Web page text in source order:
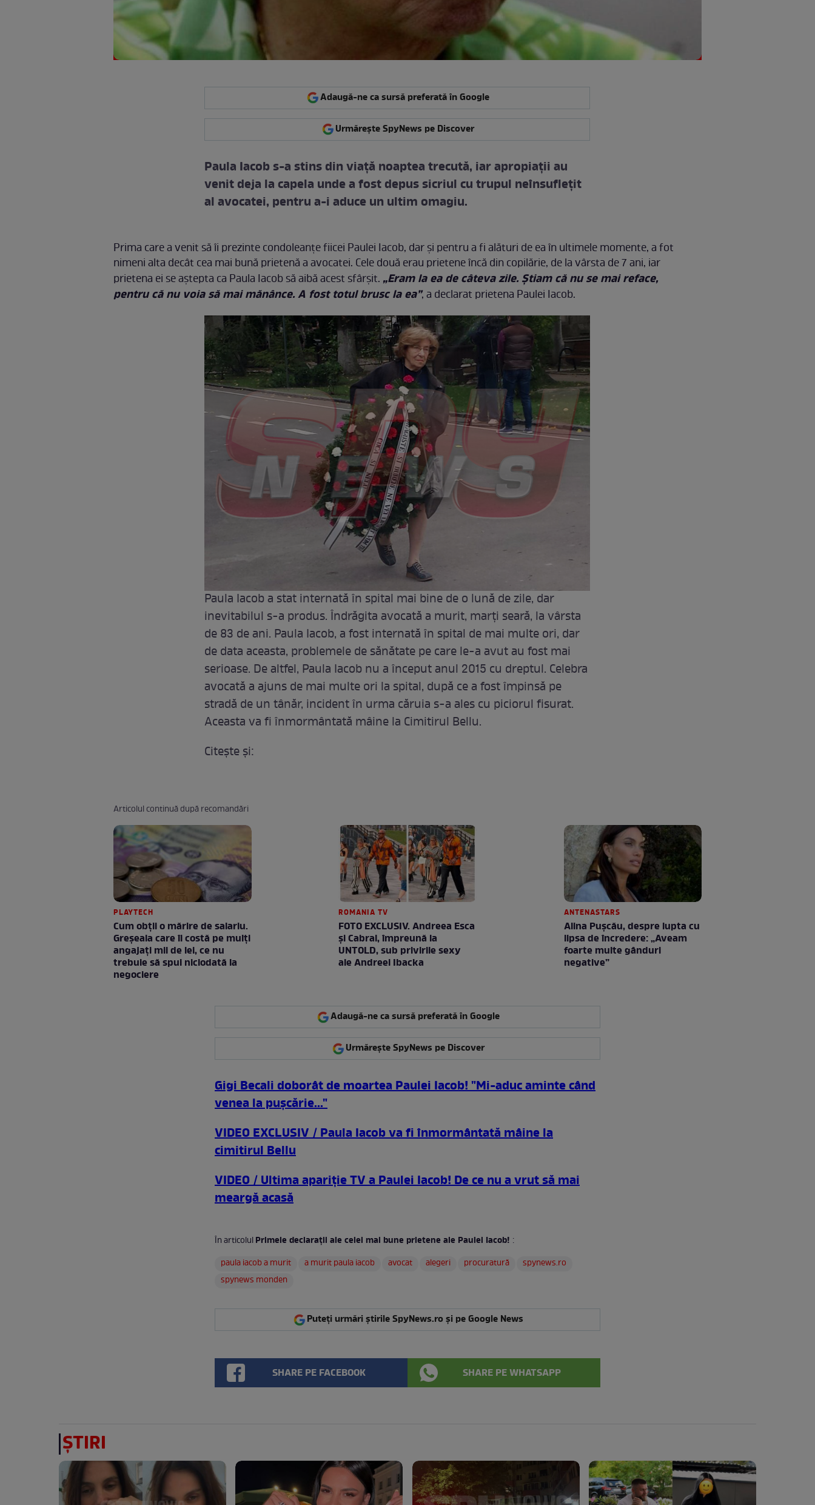
Adaugă-ne ca sursă preferată în Google
Urmărește SpyNews pe Discover
Paula Iacob s-a stins din viaţă noaptea trecută, iar apropiaţii au
venit deja la capela unde a fost depus sicriul cu trupul neînsufleţit
al avocatei, pentru a-i aduce un ultim omagiu.
Prima care a venit să îi prezinte condoleanţe fiicei Paulei Iacob, dar şi pentru a fi alături de ea în ultimele momente, a fot
nimeni alta decât cea mai bună prietenă a avocatei. Cele două erau prietene încă din copilărie, de la vârsta de 7 ani, iar
prietena ei se aştepta ca Paula Iacob să aibă acest sfârşit. „Eram la ea de câteva zile. Ştiam că nu se mai reface,
pentru că nu voia să mai mănânce. A fost totul brusc la ea”, a declarat prietena Paulei Iacob.
Paula Iacob a stat internată în spital mai bine de o lună de zile, dar
inevitabilul s-a produs. Îndrăgita avocată a murit, marţi seară, la vârsta
de 83 de ani. Paula Iacob, a fost internată în spital de mai multe ori, dar
de data aceasta, problemele de sănătate pe care le-a avut au fost mai
serioase. De altfel, Paula Iacob nu a început anul 2015 cu dreptul. Celebra
avocată a ajuns de mai multe ori la spital, după ce a fost împinsă pe
stradă de un tânăr, incident în urma căruia s-a ales cu piciorul fisurat.
Aceasta va fi înmormântată mâine la Cimitirul Bellu.
Citeşte şi:
Articolul continuă după recomandări
PLAYTECH
Cum obții o mărire de salariu.
Greșeala care îi costă pe mulți
angajați mii de lei, ce nu
trebuie să spui niciodată la
negociere
ROMANIA TV
FOTO EXCLUSIV. Andreea Esca
şi Cabral, împreună la
UNTOLD, sub privirile sexy
ale Andreei Ibacka
ANTENASTARS
Alina Pușcău, despre lupta cu
lipsa de încredere: „Aveam
foarte multe gânduri
negative”
Adaugă-ne ca sursă preferată în Google
Urmărește SpyNews pe Discover
Gigi Becali doborât de moartea Paulei Iacob! "Mi-aduc aminte când
venea la puşcărie..."
VIDEO EXCLUSIV / Paula Iacob va fi înmormântată mâine la
cimitirul Bellu
VIDEO / Ultima apariţie TV a Paulei Iacob! De ce nu a vrut să mai
meargă acasă
În articolulPrimele declaraţii ale celei mai bune prietene ale Paulei Iacob! :
paula iacob a murit
a murit paula iacob avocat alegeri procuratură
spynews.ro
spynews monden
Puteți urmări știrile SpyNews.ro și pe Google News
SHARE PE FACEBOOK SHARE PE WHATSAPP
ȘTIRI